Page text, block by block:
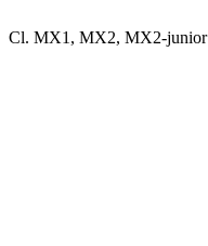
Cl. MX1, MX2, MX2-junior